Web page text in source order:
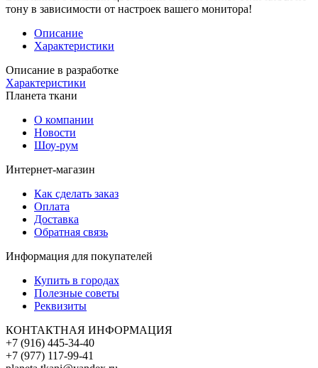
тону в зависимости от настроек вашего монитора!
Описание
Характеристики
Описание в разработке
Характеристики
Планета ткани
О компании
Новости
Шоу-рум
Интернет-магазин
Как сделать заказ
Оплата
Доставка
Обратная связь
Информация для покупателей
Купить в городах
Полезные советы
Реквизиты
КОНТАКТНАЯ ИНФОРМАЦИЯ
+7 (916) 445-34-40
+7 (977) 117-99-41